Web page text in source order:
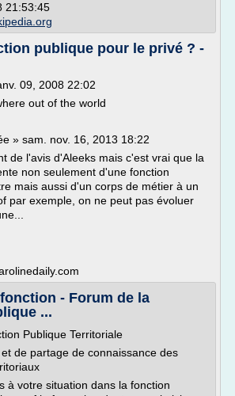
21:53:45
publique pour le privé ? -
09, 2008 22:02
out of the world
» sam. nov. 16, 2013 18:22
de l'avis d'Aleeks mais c'est vrai que la
non seulement d'une fonction
mais aussi d'un corps de métier à un
par exemple, on ne peut pas évoluer
- Forum de la
...
Publique Territoriale
de partage de connaissance des
à votre situation dans la fonction